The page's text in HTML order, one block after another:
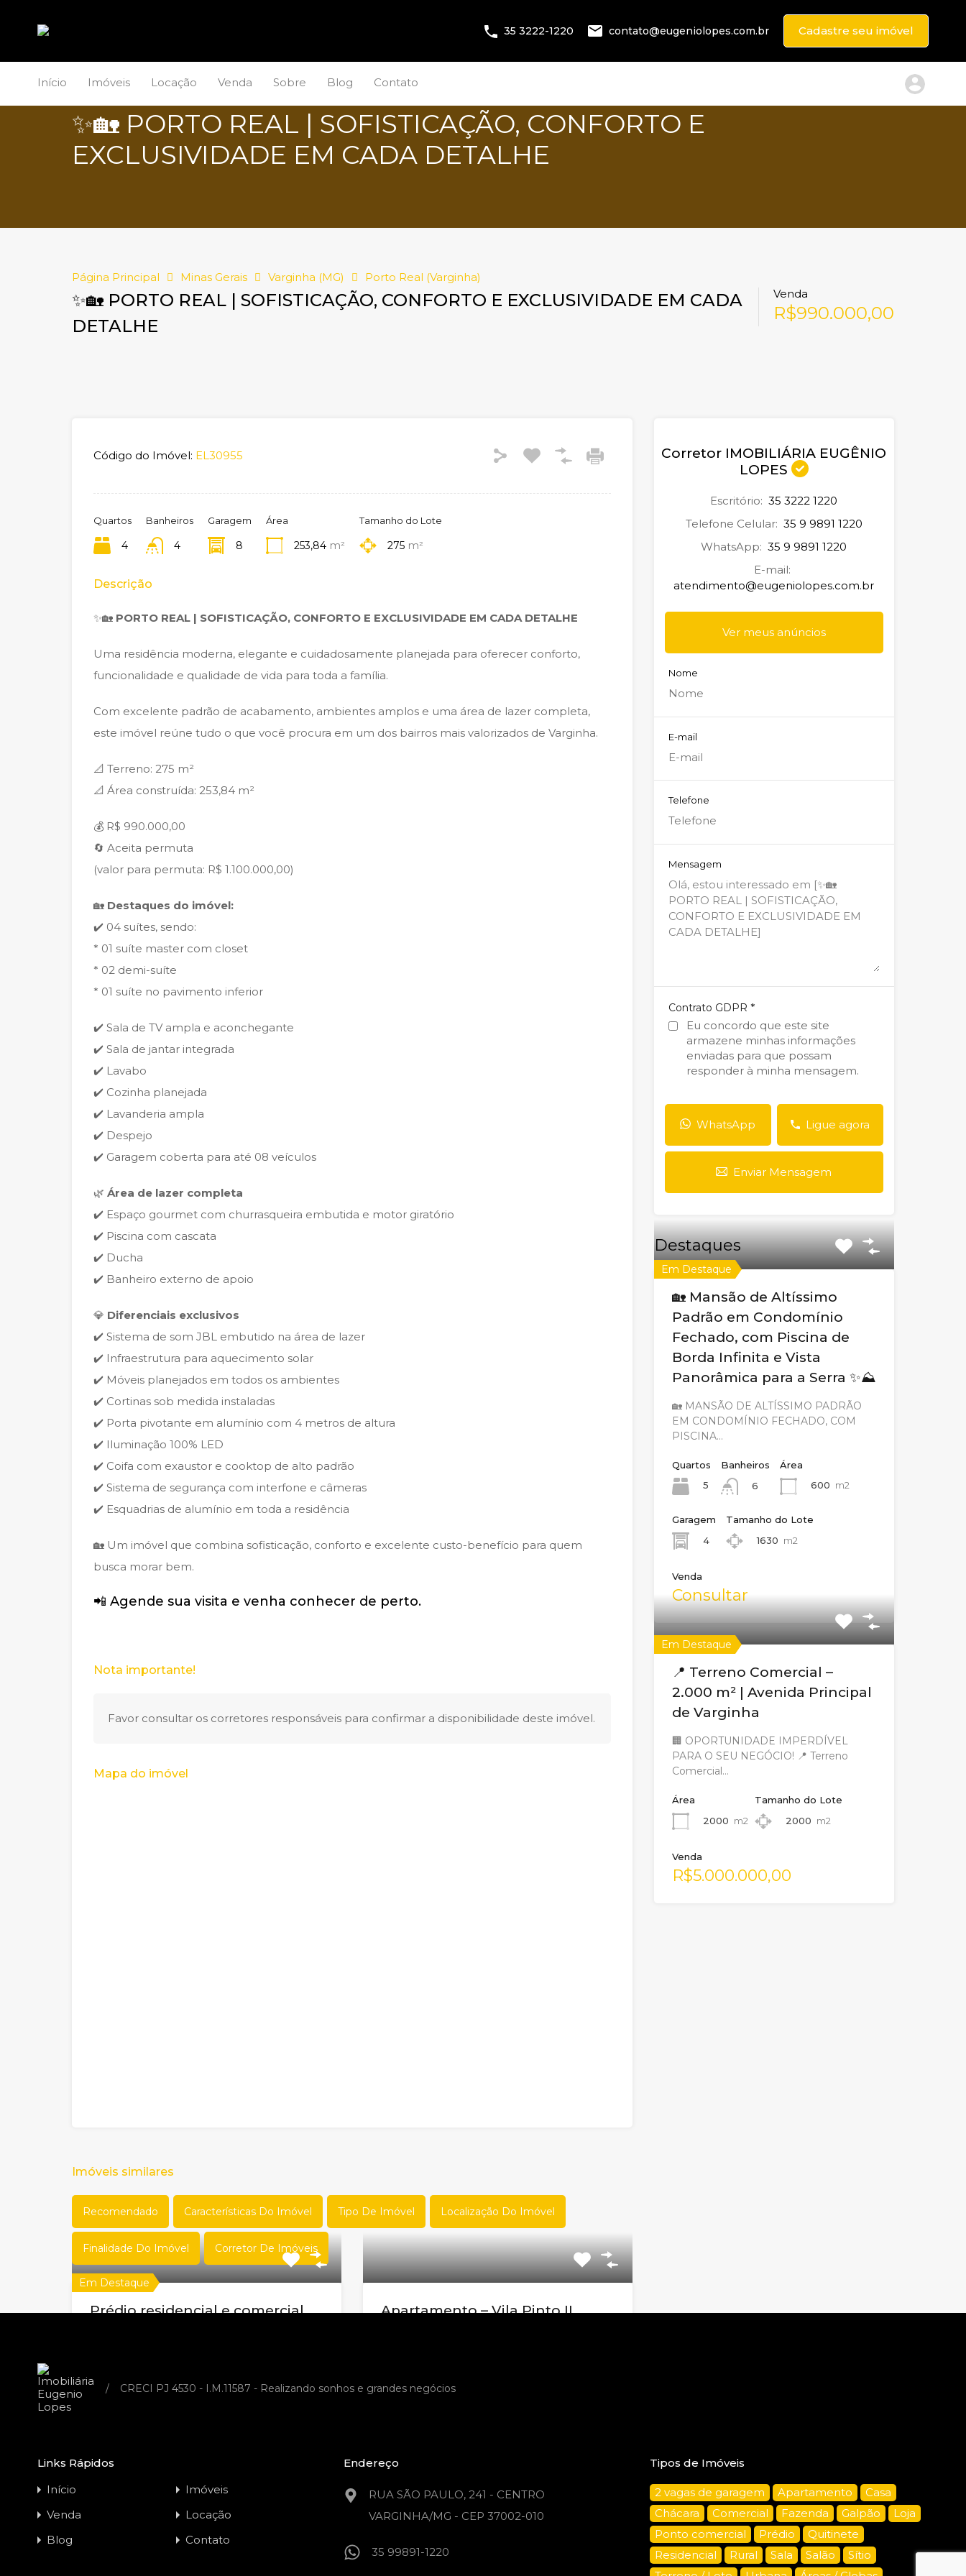
35 3222-1220 contato@eugeniolopes.com.br Cadastre seu imóvel
Início Imóveis Locação Venda Sobre Blog Contato
✨🏡 PORTO REAL | SOFISTICAÇÃO, CONFORTO E
EXCLUSIVIDADE EM CADA DETALHE
Página Principal Minas Gerais Varginha (MG) Porto Real (Varginha)
✨🏡 PORTO REAL | SOFISTICAÇÃO, CONFORTO E EXCLUSIVIDADE EM CADA
DETALHE
Venda
R$990.000,00
Código do Imóvel: EL30955
Quartos
4
Banheiros
4
Garagem
8
Área
253,84 m²
Tamanho do Lote
275 m²
Descrição
✨🏡 PORTO REAL | SOFISTICAÇÃO, CONFORTO E EXCLUSIVIDADE EM CADA DETALHE
Uma residência moderna, elegante e cuidadosamente planejada para oferecer conforto,
funcionalidade e qualidade de vida para toda a família.
Com excelente padrão de acabamento, ambientes amplos e uma área de lazer completa,
este imóvel reúne tudo o que você procura em um dos bairros mais valorizados de Varginha.
📐 Terreno: 275 m²
📐 Área construída: 253,84 m²
💰 R$ 990.000,00
🔄 Aceita permuta
(valor para permuta: R$ 1.100.000,00)
🏡 Destaques do imóvel:
✔️ 04 suítes, sendo:
* 01 suíte master com closet
* 02 demi-suíte
* 01 suíte no pavimento inferior
✔️ Sala de TV ampla e aconchegante
✔️ Sala de jantar integrada
✔️ Lavabo
✔️ Cozinha planejada
✔️ Lavanderia ampla
✔️ Despejo
✔️ Garagem coberta para até 08 veículos
🌿 Área de lazer completa
✔️ Espaço gourmet com churrasqueira embutida e motor giratório
✔️ Piscina com cascata
✔️ Ducha
✔️ Banheiro externo de apoio
💎 Diferenciais exclusivos
✔️ Sistema de som JBL embutido na área de lazer
✔️ Infraestrutura para aquecimento solar
✔️ Móveis planejados em todos os ambientes
✔️ Cortinas sob medida instaladas
✔️ Porta pivotante em alumínio com 4 metros de altura
✔️ Iluminação 100% LED
✔️ Coifa com exaustor e cooktop de alto padrão
✔️ Sistema de segurança com interfone e câmeras
✔️ Esquadrias de alumínio em toda a residência
🏡 Um imóvel que combina sofisticação, conforto e excelente custo-benefício para quem
busca morar bem.
📲 Agende sua visita e venha conhecer de perto.
Nota importante!
Favor consultar os corretores responsáveis para confirmar a disponibilidade deste imóvel.
Mapa do imóvel
Imóveis similares
Recomendado Características Do Imóvel Tipo De Imóvel Localização Do Imóvel
Finalidade Do Imóvel Corretor De Imóveis
Em Destaque
Prédio residencial e comercial
Código do Imóvel:
m²
Apartamento – Vila Pinto II
Venda
R$1.500.000,00
Corretor IMOBILIÁRIA EUGÊNIO
LOPES
Escritório: 35 3222 1220
Telefone Celular: 35 9 9891 1220
WhatsApp: 35 9 9891 1220
E-mail:
atendimento@eugeniolopes.com.br
Ver meus anúncios
Nome
E-mail
Telefone
Mensagem
Contrato GDPR *
Eu concordo que este site
armazene minhas informações
enviadas para que possam
responder à minha mensagem.
WhatsApp Ligue agora
Enviar Mensagem
Destaques
Em Destaque
🏡 Mansão de Altíssimo
Padrão em Condomínio
Fechado, com Piscina de
Borda Infinita e Vista
Panorâmica para a Serra ✨⛰️
🏡 MANSÃO DE ALTÍSSIMO PADRÃO
EM CONDOMÍNIO FECHADO, COM
PISCINA…
Quartos
5
Banheiros
6
Área
600 m2
Garagem
4
Tamanho do Lote
1630 m2
Venda
Consultar
Em Destaque
📍 Terreno Comercial –
2.000 m² | Avenida Principal
de Varginha
🏢 OPORTUNIDADE IMPERDÍVEL
PARA O SEU NEGÓCIO! 📍 Terreno
Comercial…
Área
2000 m2
Tamanho do Lote
2000 m2
Venda
R$5.000.000,00
/ CRECI PJ 4530 - I.M.11587 - Realizando sonhos e grandes negócios
Links Rápidos
Início
Imóveis
Venda
Locação
Blog
Contato
Endereço
RUA SÃO PAULO, 241 - CENTRO
VARGINHA/MG - CEP 37002-010
35 99891-1220
Tipos de Imóveis
2 vagas de garagem Apartamento
Casa
Chácara
Comercial Fazenda Galpão
Loja
Ponto comercial
Prédio
Quitinete
Residencial
Rural Sala Salão
Sítio